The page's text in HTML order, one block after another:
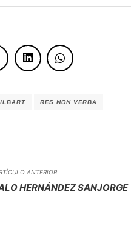
RES NON VERBA
ANTERIOR
HERNÁNDEZ SANJORGE